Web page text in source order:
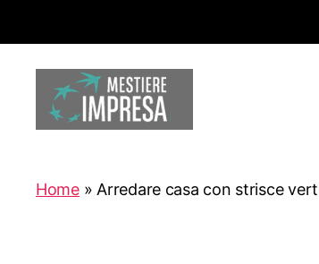
Home» Arredare casa con strisce